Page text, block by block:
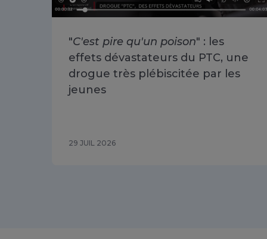
"C'est pire qu'un poison" : les
effets dévastateurs du PTC, une
drogue très plébiscitée par les
jeunes
29 JUIL 2026